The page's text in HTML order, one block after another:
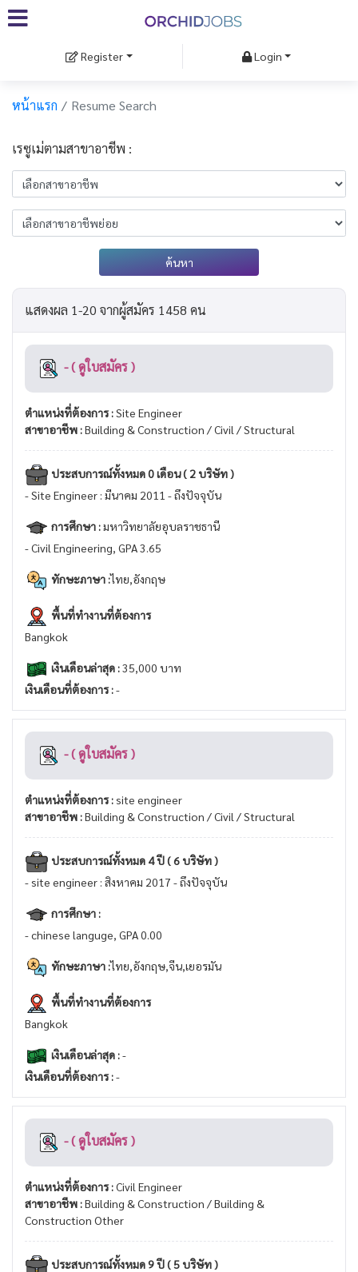
Register Login
หน้าแรก Resume Search
เรซูเม่ตามสาขาอาชีพ :
ค้นหา
แสดงผล 1-20 จากผู้สมัคร 1458 คน
- ( ดูใบสมัคร )
ตำแหน่งที่ต้องการ :Site Engineer
สาขาอาชีพ :Building & Construction / Civil / Structural
ประสบการณ์ทั้งหมด 0 เดือน ( 2 บริษัท )
- Site Engineer : มีนาคม 2011 - ถึงปัจจุบัน
การศึกษา :มหาวิทยาลัยอุบลราชธานี
- Civil Engineering, GPA 3.65
ทักษะภาษา :ไทย,อังกฤษ
พื้นที่ทำงานที่ต้องการ
Bangkok
เงินเดือนล่าสุด :35,000 บาท
เงินเดือนที่ต้องการ :-
- ( ดูใบสมัคร )
ตำแหน่งที่ต้องการ :site engineer
สาขาอาชีพ :Building & Construction / Civil / Structural
ประสบการณ์ทั้งหมด 4 ปี ( 6 บริษัท )
- site engineer : สิงหาคม 2017 - ถึงปัจจุบัน
การศึกษา :
- chinese languge, GPA 0.00
ทักษะภาษา :ไทย,อังกฤษ,จีน,เยอรมัน
พื้นที่ทำงานที่ต้องการ
Bangkok
เงินเดือนล่าสุด :-
เงินเดือนที่ต้องการ :-
- ( ดูใบสมัคร )
ตำแหน่งที่ต้องการ :Civil Engineer
สาขาอาชีพ :Building & Construction / Building &
Construction Other
ประสบการณ์ทั้งหมด 9 ปี ( 5 บริษัท )